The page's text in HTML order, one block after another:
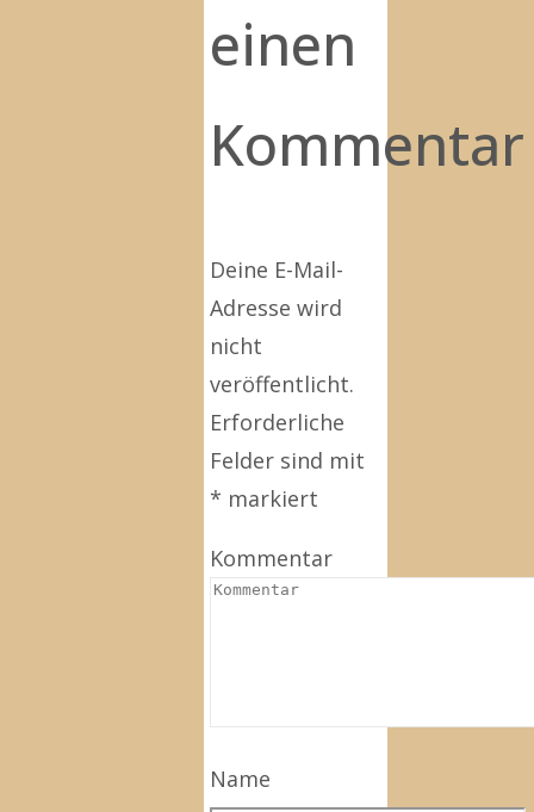
einen
Kommentar
Deine E-Mail-
Adresse wird
nicht
veröffentlicht.
Erforderliche
Felder sind mit
* markiert
Kommentar
Name